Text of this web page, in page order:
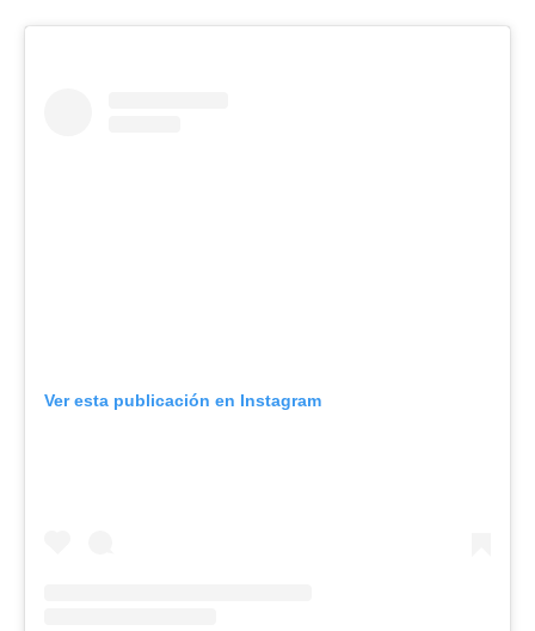
Ver esta publicación en Instagram